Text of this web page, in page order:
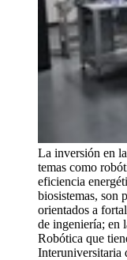
La inversión en
temas como
eficiencia
biosistemas, son
orientados a
de ingeniería; en
Robótica que